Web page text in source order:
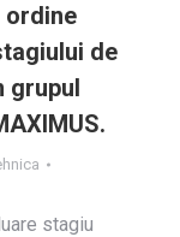
ordine
de
grupul
stagiu